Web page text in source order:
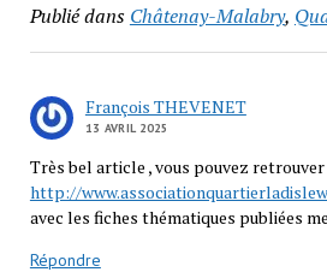
Publié dans Châtenay-Malabry,
François THEVENET
13 AVRIL 2025
Très bel article , vous pouvez
http://
avec les fiches thématiques publiées
Répondre